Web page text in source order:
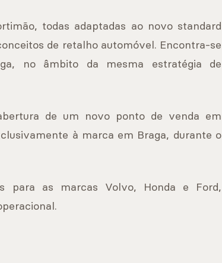
todas adaptadas ao novo standard
de retalho automóvel. Encontra-se
no âmbito da mesma estratégia de
de um novo ponto de venda em
à marca em Braga, durante o
para as marcas Volvo, Honda e Ford,